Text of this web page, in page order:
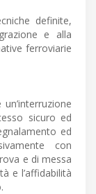
definite,
e alla
ferroviarie
sicuro ed
ed
con
e di messa
e l’affidabilità